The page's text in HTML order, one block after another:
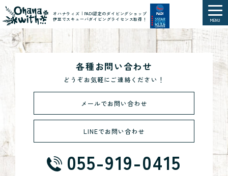
オハナウィズ｜PADI認定のダイビングショップ
伊豆でスキューバダイビングライセンス取得！
MENU
各種お問い合わせ
どうぞお気軽にご連絡ください！
メールでお問い合わせ
LINEでお問い合わせ
055-919-0415